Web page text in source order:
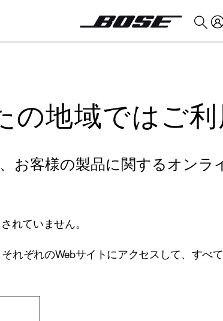
の地域ではご
お客様の製品に関するオンラ
れていません。
れぞれのWebサイトにアクセスして、すべ